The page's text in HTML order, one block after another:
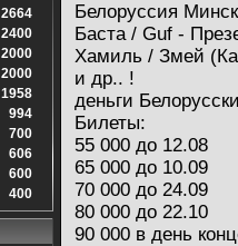
2664
2400
2000
2000
1958
994
700
606
600
400
Белоруссия Минск
Баста / Guf -
Хамиль / Змей
и др.. !
деньги
Билеты:
55 000 до 12.08
65 000 до 10.09
70 000 до 24.09
80 000 до 22.10
90 000 в день